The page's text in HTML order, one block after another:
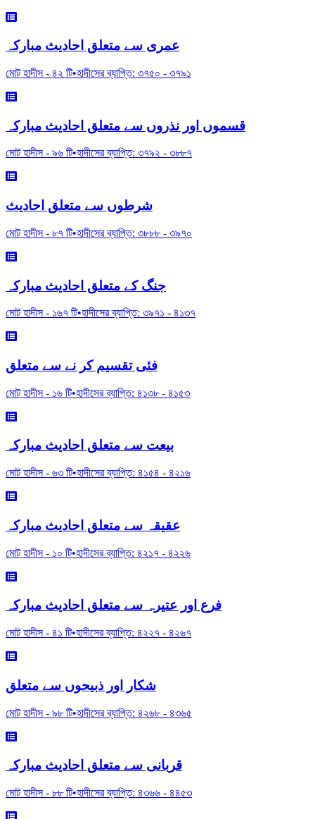
عمری سے متعلق احادیث مبارکہ
মোট হাদীস - ৪২ টি•হাদীসের ব্যাপ্তি: ৩৭৫০ - ৩৭৯১
قسموں اور نذروں سے متعلق احادیث مبارکہ
মোট হাদীস - ৯৬ টি•হাদীসের ব্যাপ্তি: ৩৭৯২ - ৩৮৮৭
شرطوں سے متعلق احادیث
মোট হাদীস - ৮৭ টি•হাদীসের ব্যাপ্তি: ৩৮৮৮- ৩৯৭০
جنگ کے متعلق احادیث مبارکہ
মোট হাদীস - ১৬৭ টি•হাদীসের ব্যাপ্তি: ৩৯৭১ - ৪১৩৭
فئی تقسیم کر نے سے متعلق
মোট হাদীস - ১৬ টি•হাদীসের ব্যাপ্তি: ৪১৩৮- ৪১৫৩
بیعت سے متعلق احادیث مبارکہ
মোট হাদীস - ৬৩ টি•হাদীসের ব্যাপ্তি: ৪১৫৪ - ৪২১৬
عقیقہ سے متعلق احادیث مبارکہ
মোট হাদীস - ১০ টি•হাদীসের ব্যাপ্তি: ৪২১৭ - ৪২২৬
فرع اور عتیرہ سے متعلق احادیث مبارکہ
মোট হাদীস - ৪১ টি•হাদীসের ব্যাপ্তি: ৪২২৭ - ৪২৬৭
شکار اور ذبیحوں سے متعلق
মোট হাদীস - ৯৮টি•হাদীসের ব্যাপ্তি: ৪২৬৮- ৪৩৬৫
قربانی سے متعلق احادیث مبارکہ
মোট হাদীস - ৮৮টি•হাদীসের ব্যাপ্তি: ৪৩৬৬ - ৪৪৫৩